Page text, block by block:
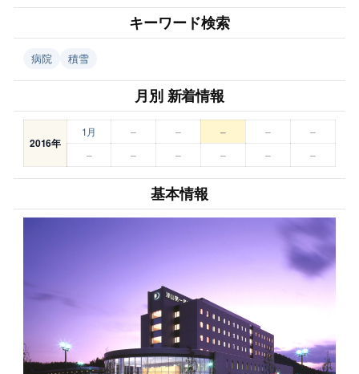
キーワード検索
病院 積雪
月別 新着情報
2016年
1月 – – – –
–
–
– – – – –
基本情報